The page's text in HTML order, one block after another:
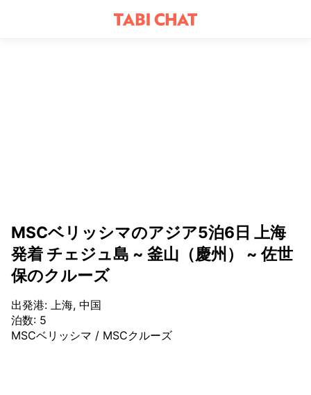
MSCベリッシマのアジア5泊6日 上海
発着 チェジュ島 ~ 釜山（慶州） ~ 佐世
保のクルーズ
出発港: 上海, 中国
泊数: 5
MSCベリッシマ / MSCクルーズ